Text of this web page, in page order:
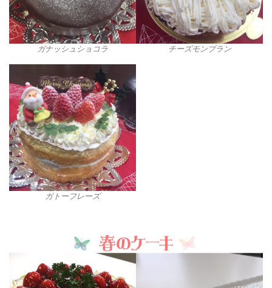
ガナッシュショコラ チーズモンブラン
ガトーフレーズ